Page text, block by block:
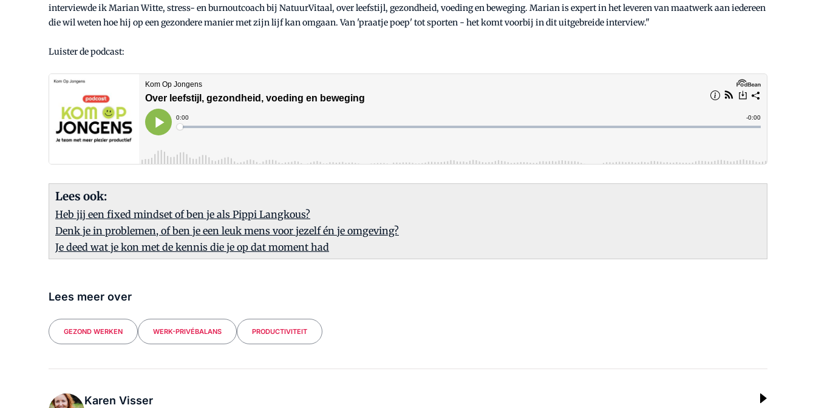
interviewde ik Marian Witte, stress- en burnoutcoach bij NatuurVitaal, over leefstijl, gezondheid, voeding en beweging. Marian is expert in het leveren van maatwerk aan iedereen
die wil weten hoe hij op een gezondere manier met zijn lijf kan omgaan. Van 'praatje poep' tot sporten - het komt voorbij in dit uitgebreide interview."
Luister de podcast:
Lees ook:
Heb jij een fixed mindset of ben je als Pippi Langkous?
Denk je in problemen, of ben je een leuk mens voor jezelf én je omgeving?
Je deed wat je kon met de kennis die je op dat moment had
Lees meer over
GEZOND WERKEN WERK-PRIVÉBALANS PRODUCTIVITEIT
Karen Visser